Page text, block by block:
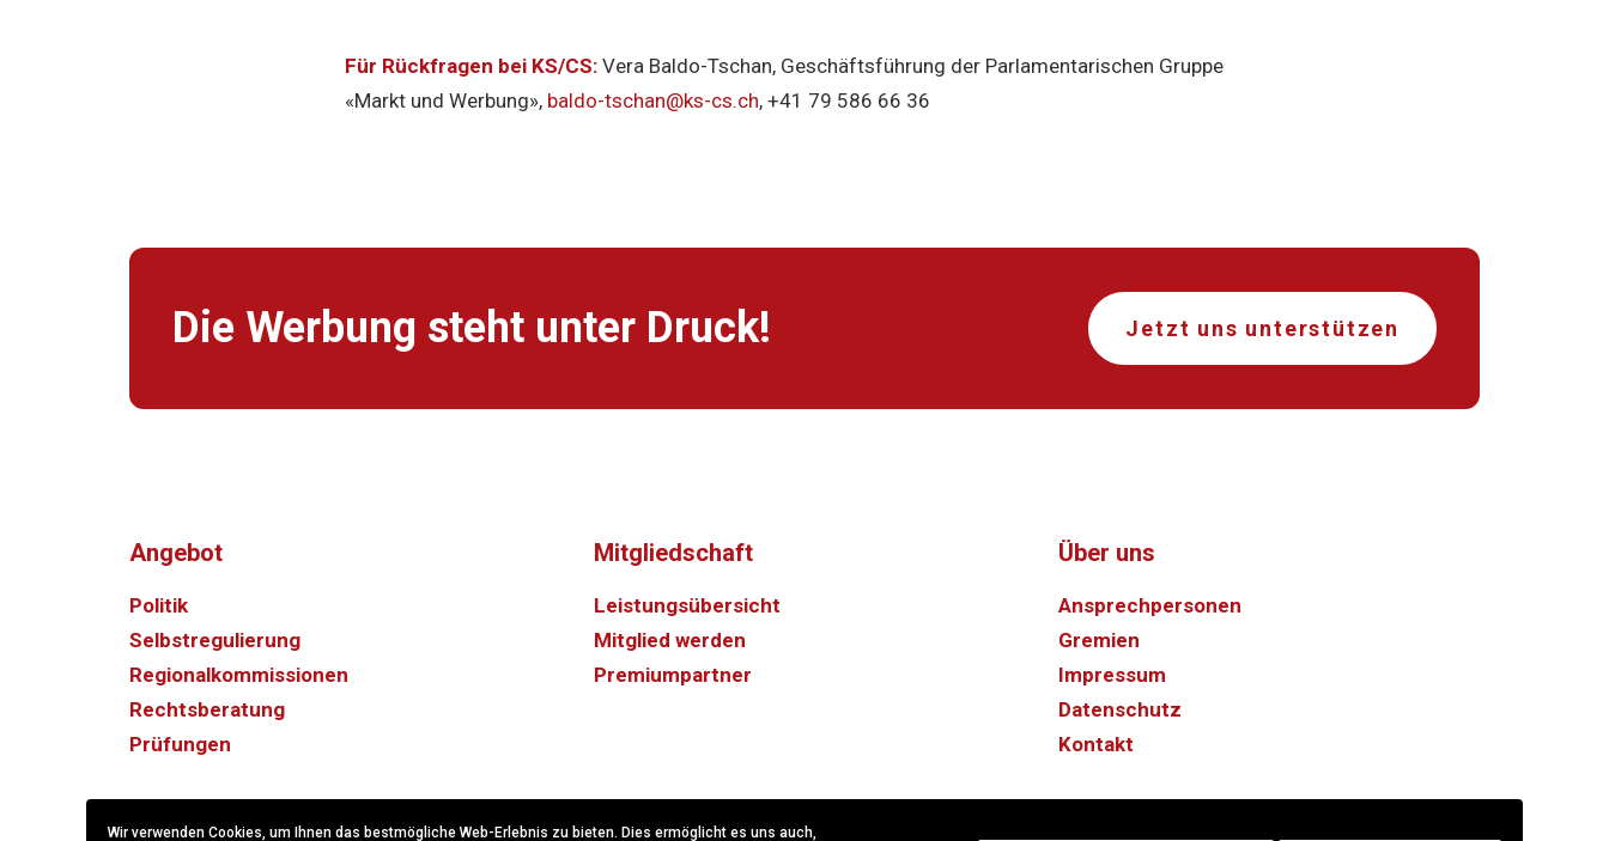
Für Rückfragen bei KS/CS: Vera Baldo-Tschan, Geschäftsführung der Parlamentarischen Gruppe
«Markt und Werbung», baldo-tschan@ks-cs.ch, +41 79 586 66 36
Die Werbung steht unter Druck! Jetzt uns unterstützen
Angebot
Politik
Selbstregulierung
Regionalkommissionen
Rechtsberatung
Prüfungen
Mitgliedschaft
Leistungsübersicht
Mitglied werden
Premiumpartner
Über uns
Ansprechpersonen
Gremien
Impressum
Datenschutz
Kontakt
Wir verwenden Cookies, um Ihnen das bestmögliche Web-Erlebnis zu bieten. Dies ermöglicht es uns auch,